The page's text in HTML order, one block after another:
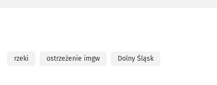
rzeki ostrzeżenie imgw Dolny Śląsk